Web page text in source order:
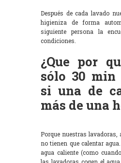
Después de cada lavado
higieniza de forma
siguiente persona la
condiciones.
¿Que por
sólo 30 min
si una de
más de una
Porque nuestras lavadoras,
no tienen que calentar
agua caliente (como
las lavadoras cogen el